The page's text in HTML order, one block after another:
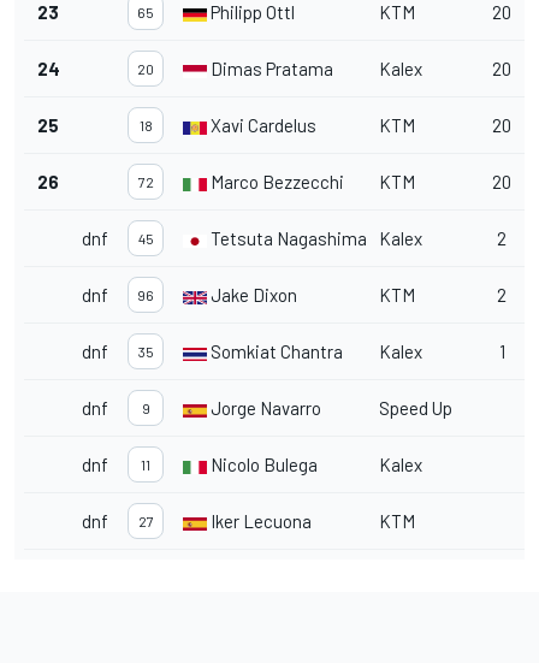
23 65 Philipp Ottl KTM 20
24 20 Dimas Pratama Kalex 20
25 18 Xavi Cardelus KTM 20
26 72 Marco Bezzecchi KTM 20
dnf 45 Tetsuta Nagashima Kalex 2
dnf 96 Jake Dixon KTM 2
dnf 35 Somkiat Chantra Kalex 1
dnf 9 Jorge Navarro Speed Up
dnf 11 Nicolo Bulega Kalex
dnf 27 Iker Lecuona KTM